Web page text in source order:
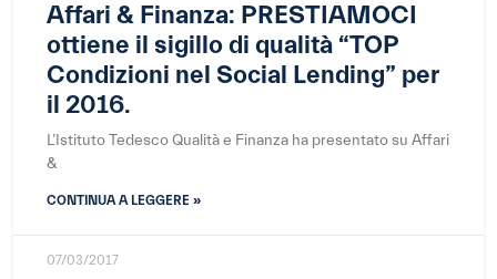
Affari & Finanza: PRESTIAMOCI
ottiene il sigillo di qualità “TOP
Condizioni nel Social Lending” per
il 2016.
L’Istituto Tedesco Qualità e Finanza ha presentato su Affari
&
CONTINUA A LEGGERE »
07/03/2017